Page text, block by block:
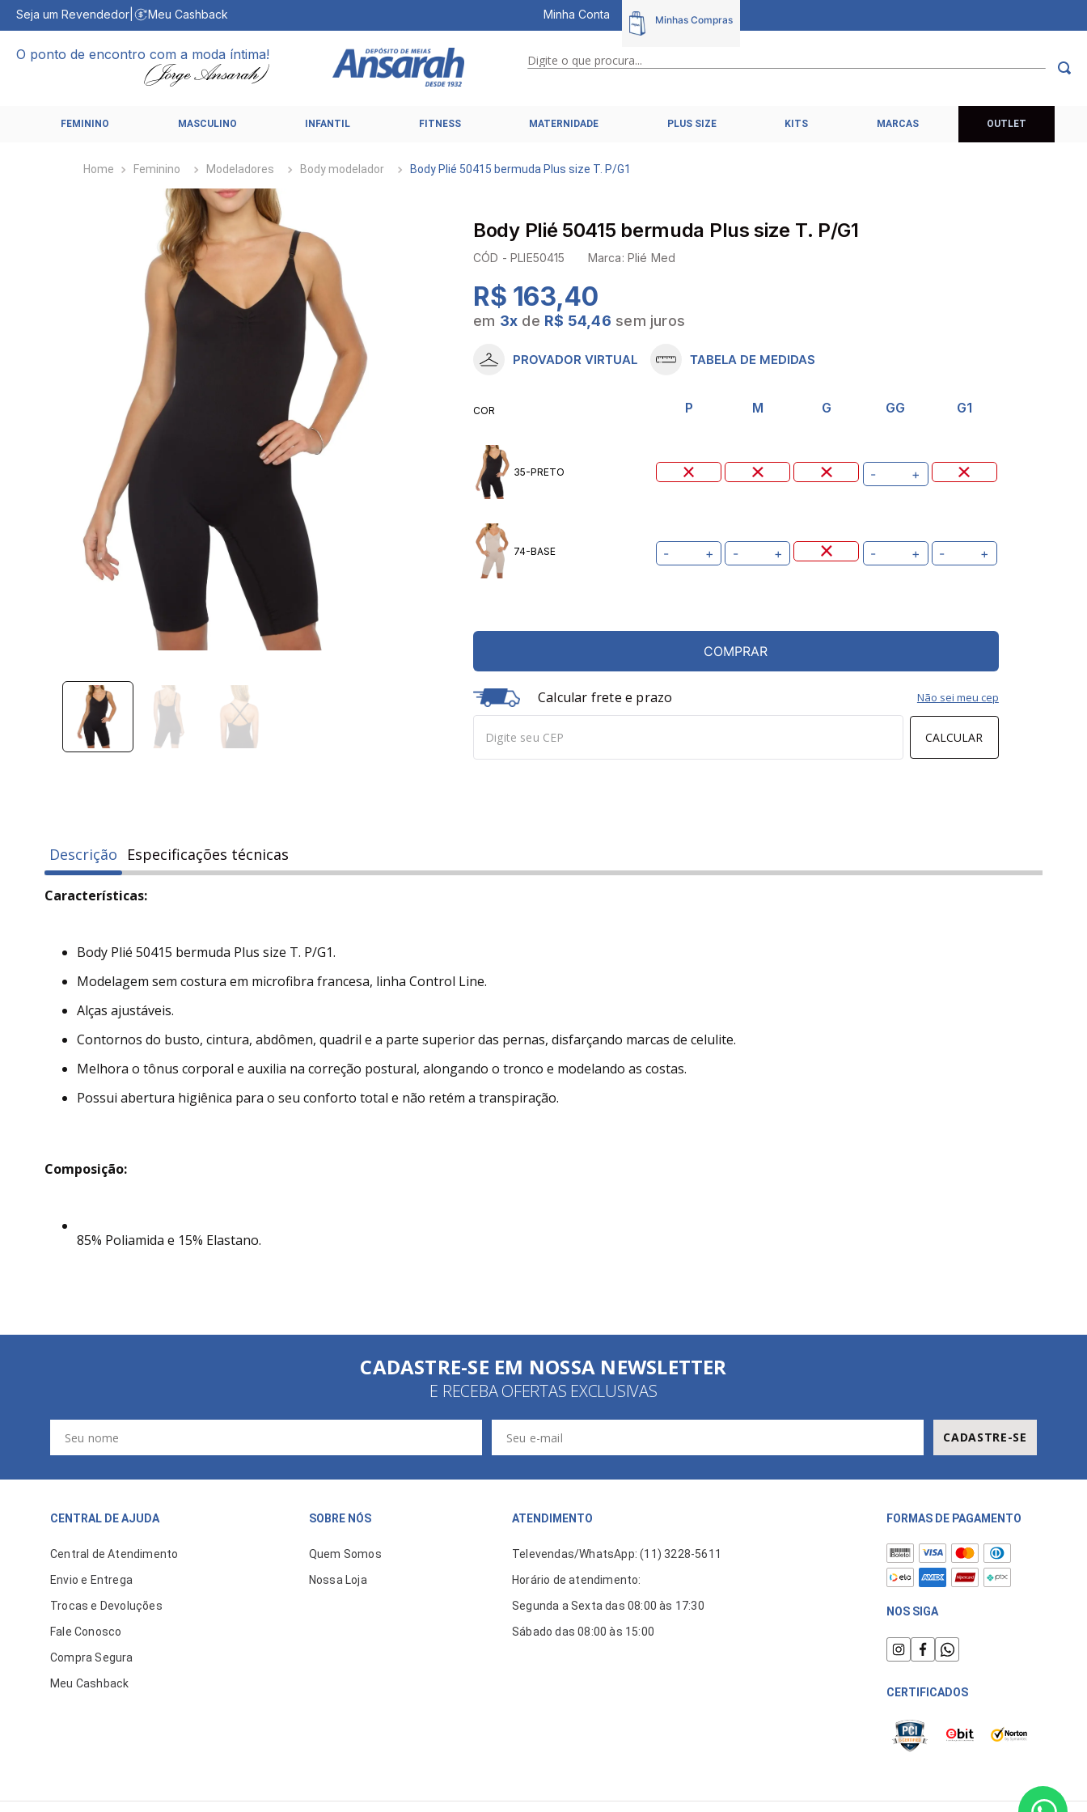
Seja um Revendedor Meu Cashback Minha Conta
O ponto de encontro com a moda íntima! Digite o que procura...
FEMININO MASCULINO INFANTIL FITNESS MATERNIDADE PLUS SIZE KITS MARCAS OUTLET
Feminino Modeladores Body modelador Body Plié 50415 bermuda Plus size T. P/G1
Body Plié 50415 bermuda Plus size T. P/G1
CÓD -PLIE50415 Marca: Plié Med
R$ 163,40
em 3x de R$ 54,46 sem juros
PROVADOR VIRTUAL TABELA DE MEDIDAS
COR P M G GG G1
35-PRETO - +
74-BASE - + - + - + - +
COMPRAR
Calcular frete e prazo
CALCULAR
Não sei meu cep
Descrição Especificações técnicas
Características:
Body Plié 50415 bermuda Plus size T. P/G1.
Modelagem sem costura em microfibra francesa, linha Control Line.
Alças ajustáveis.
Contornos do busto, cintura, abdômen, quadril e a parte superior das pernas, disfarçando marcas de celulite.
Melhora o tônus corporal e auxilia na correção postural, alongando o tronco e modelando as costas.
Possui abertura higiênica para o seu conforto total e não retém a transpiração.
Composição:
85% Poliamida e 15% Elastano.
CADASTRE-SE EM NOSSA NEWSLETTER
E RECEBA OFERTAS EXCLUSIVAS
CADASTRE-SE
CENTRAL DE AJUDA
Central de Atendimento
Envio e Entrega
Trocas e Devoluções
Fale Conosco
Compra Segura
Meu Cashback
SOBRE NÓS
Quem Somos
Nossa Loja
ATENDIMENTO
Televendas/WhatsApp: (11) 3228-5611
Horário de atendimento:
Segunda a Sexta das 08:00 às 17:30
Sábado das 08:00 às 15:00
FORMAS DE PAGAMENTO
NOS SIGA
CERTIFICADOS
1 º
calcinhas
7º
sutiã plus size
8º
hering intimates
9º
pijama